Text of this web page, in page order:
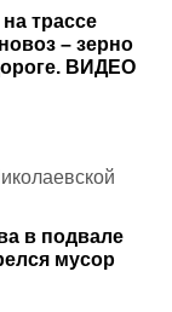
трассе
– зерно
ВИДЕО
в подвале
мусор